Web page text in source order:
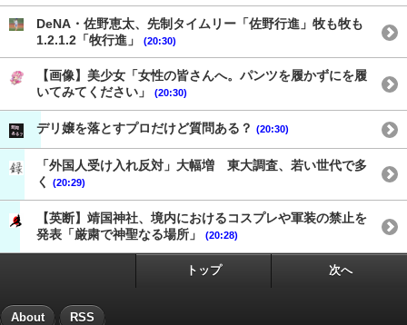
DeNA・佐野恵太、先制タイムリー「佐野行進」牧も牧も
1.2.1.2「牧行進」
(20:30)
【画像】美少女「女性の皆さんへ。パンツを履かずにを履
いてみてください」
(20:30)
デリ嬢を落とすプロだけど質問ある？ (20:30)
「外国人受け入れ反対」大幅増 東大調査、若い世代で多
く
(20:29)
【英断】靖国神社、境内におけるコスプレや軍装の禁止を
発表「厳粛で神聖なる場所」
(20:28)
トップ 次へ
About RSS